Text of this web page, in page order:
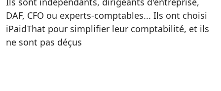
DAF, CFO ou experts-comptables... Ils ont choisi
iPaidThat pour simplifier leur comptabilité, et ils
ne sont pas déçus